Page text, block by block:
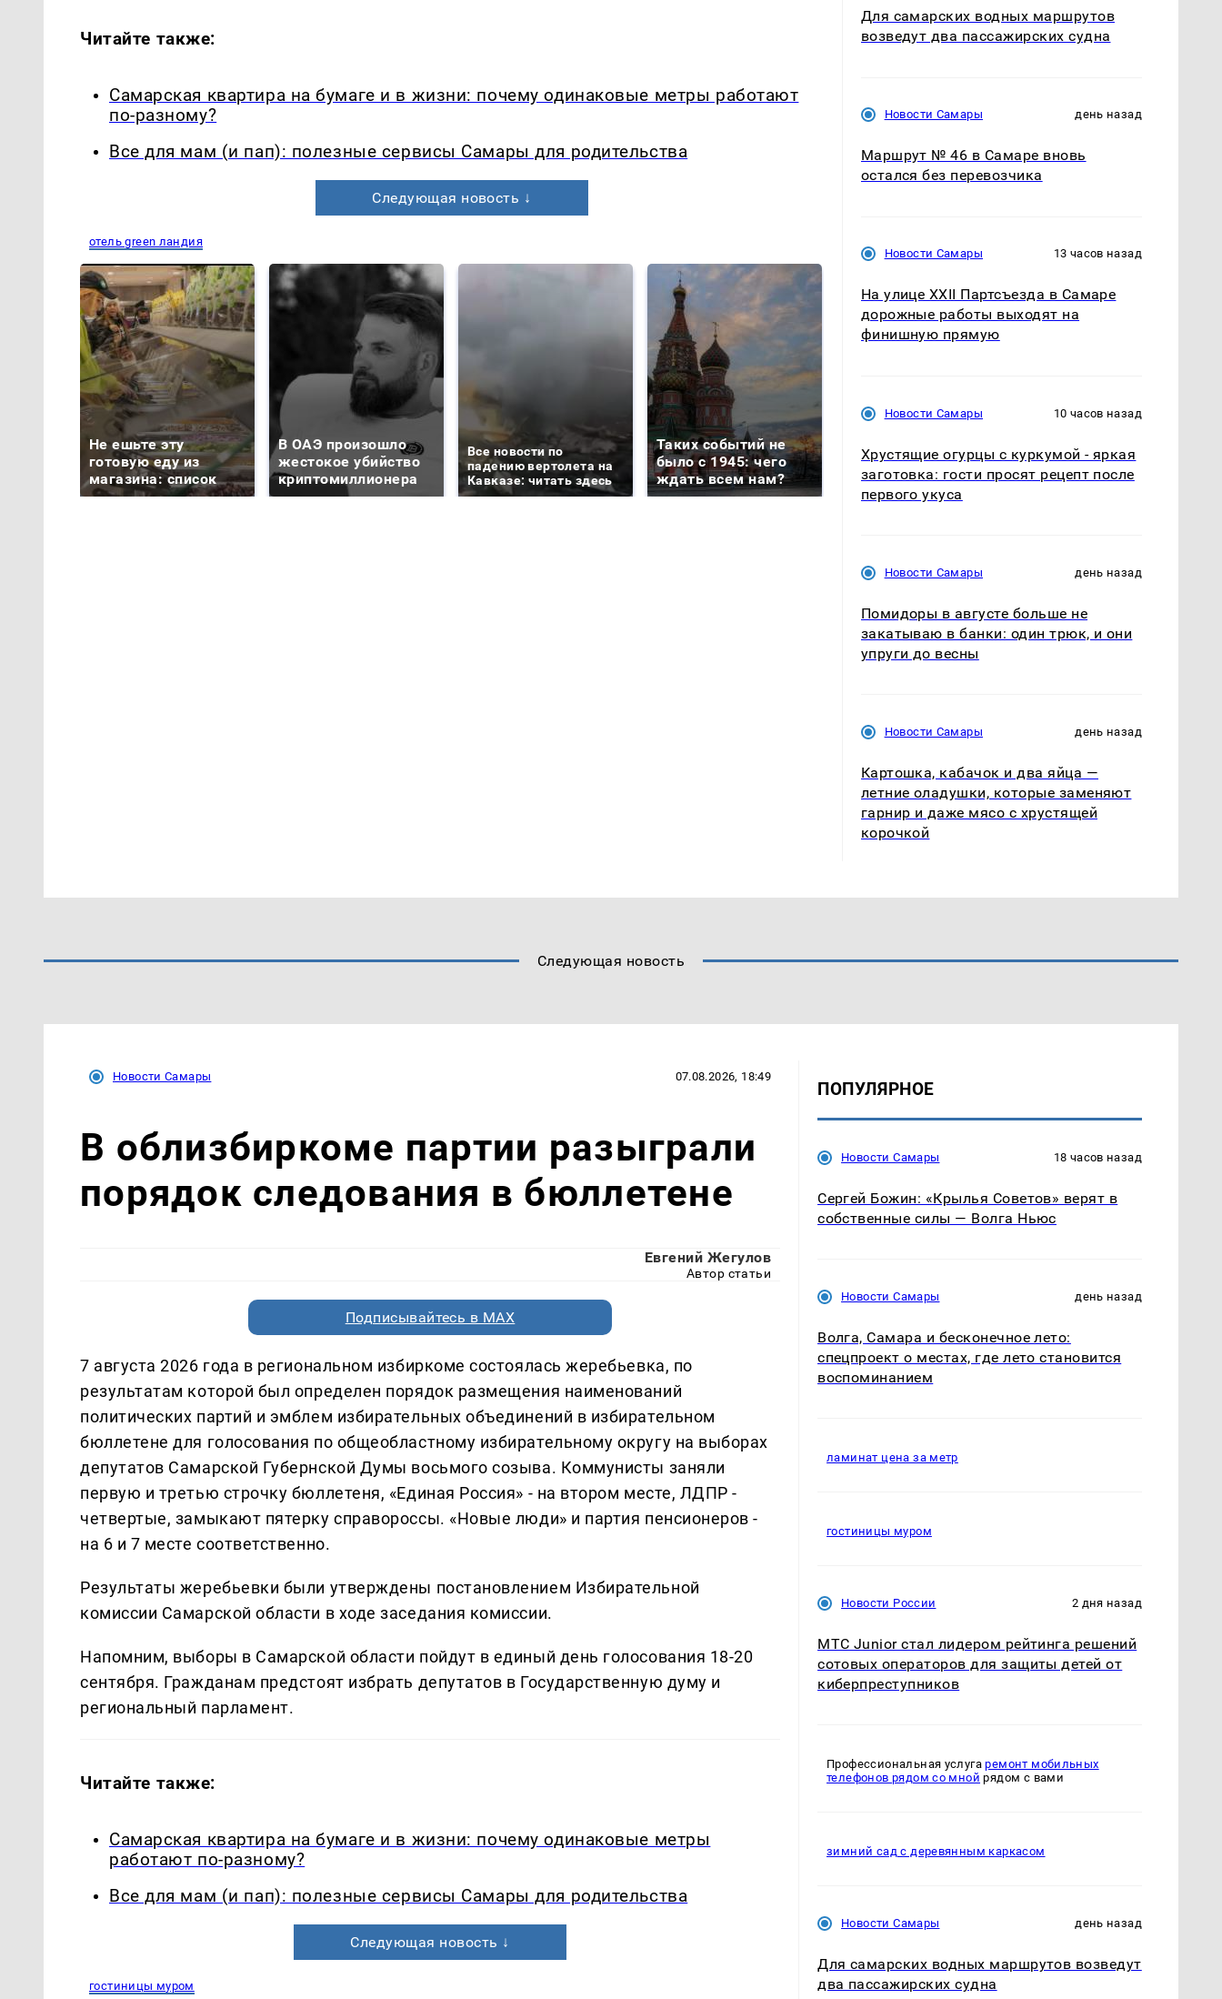
Читайте также:
Самарская квартира на бумаге и в жизни: почему одинаковые метры работают
по-разному?
Все для мам (и пап): полезные сервисы Самары для родительства
Следующая новость ↓
отель green ландия
Не ешьте эту
готовую еду из
магазина: список
В ОАЭ произошло
жестокое убийство
криптомиллионера
Все новости по
падению вертолета на
Кавказе: читать здесь
Таких событий не
было с 1945: чего
ждать всем нам?
В магазинах России
ажиотаж из-за этого
продукта: что купить?
полицейскую
машину напали и
подожгли.
Для самарских водных маршрутов
возведут два пассажирских судна
Новости Самары день назад
Маршрут № 46 в Самаре вновь
остался без перевозчика
Новости Самары 13 часов назад
На улице XXII Партсъезда в Самаре
дорожные работы выходят на
финишную прямую
Новости Самары 10 часов назад
Хрустящие огурцы с куркумой - яркая
заготовка: гости просят рецепт после
первого укуса
Новости Самары день назад
Помидоры в августе больше не
закатываю в банки: один трюк, и они
упруги до весны
Новости Самары день назад
Картошка, кабачок и два яйца —
летние оладушки, которые заменяют
гарнир и даже мясо с хрустящей
корочкой
Следующая новость
Новости Самары 07.08.2026, 18:49
В облизбиркоме партии разыграли
порядок следования в бюллетене
Евгений Жегулов
Автор статьи
Подписывайтесь в MAX
7 августа 2026 года в региональном избиркоме состоялась жеребьевка, по
результатам которой был определен порядок размещения наименований
политических партий и эмблем избирательных объединений в избирательном
бюллетене для голосования по общеобластному избирательному округу на выборах
депутатов Самарской Губернской Думы восьмого созыва. Коммунисты заняли
первую и третью строчку бюллетеня, «Единая Россия» - на втором месте, ЛДПР -
четвертые, замыкают пятерку справороссы. «Новые люди» и партия пенсионеров -
на 6 и 7 месте соответственно.
Результаты жеребьевки были утверждены постановлением Избирательной
комиссии Самарской области в ходе заседания комиссии.
Напомним, выборы в Самарской области пойдут в единый день голосования 18-20
сентября. Гражданам предстоят избрать депутатов в Государственную думу и
региональный парламент.
Читайте также:
Самарская квартира на бумаге и в жизни: почему одинаковые метры
работают по-разному?
Все для мам (и пап): полезные сервисы Самары для родительства
Следующая новость ↓
гостиницы муром
ПОПУЛЯРНОЕ
Новости Самары 18 часов назад
Сергей Божин: «Крылья Советов» верят в
собственные силы — Волга Ньюс
Новости Самары день назад
Волга, Самара и бесконечное лето:
спецпроект о местах, где лето становится
воспоминанием
ламинат цена за метр
гостиницы муром
Новости России 2 дня назад
МТС Junior стал лидером рейтинга решений
сотовых операторов для защиты детей от
киберпреступников
Профессиональная услугаремонт мобильных
телефонов рядом со мной рядом с вами
зимний сад с деревянным каркасом
Новости Самары день назад
Для самарских водных маршрутов возведут
два пассажирских судна